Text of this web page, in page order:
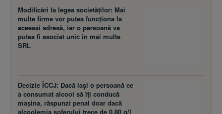
Modificări la legea societăţilor: Mai
multe firme vor putea funcţiona la
aceeaşi adresă, iar o persoană va
putea fi asociat unic în mai multe
SRL
Decizie ÎCCJ: Dacă laşi o persoană ce
a consumat alcool să îţi conducă
maşina, răspunzi penal doar dacă
alcoolemia şoferului trece de 0,80 g/l